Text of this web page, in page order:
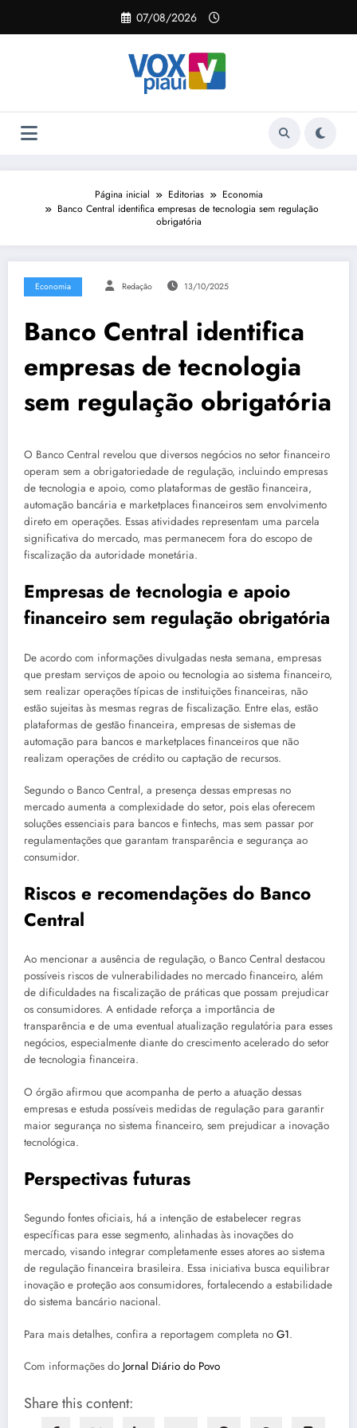
o
07/08/2026
Página inicial Editorias
Economia
Banco Central identifica empresas de tecnologia sem regulação
obrigatória
Economia Redação 13/10/2025
Banco Central identifica
empresas de tecnologia
sem regulação obrigatória
O Banco Central revelou que diversos negócios no setor financeiro
operam sem a obrigatoriedade de regulação, incluindo empresas
de tecnologia e apoio, como plataformas de gestão financeira,
automação bancária e marketplaces financeiros sem envolvimento
direto em operações. Essas atividades representam uma parcela
significativa do mercado, mas permanecem fora do escopo de
fiscalização da autoridade monetária.
Empresas de tecnologia e apoio
financeiro sem regulação obrigatória
De acordo com informações divulgadas nesta semana, empresas
que prestam serviços de apoio ou tecnologia ao sistema financeiro,
sem realizar operações típicas de instituições financeiras, não
estão sujeitas às mesmas regras de fiscalização. Entre elas, estão
plataformas de gestão financeira, empresas de sistemas de
automação para bancos e marketplaces financeiros que não
realizam operações de crédito ou captação de recursos.
Segundo o Banco Central, a presença dessas empresas no
mercado aumenta a complexidade do setor, pois elas oferecem
soluções essenciais para bancos e fintechs, mas sem passar por
regulamentações que garantam transparência e segurança ao
consumidor.
Riscos e recomendações do Banco
Central
Ao mencionar a ausência de regulação, o Banco Central destacou
possíveis riscos de vulnerabilidades no mercado financeiro, além
de dificuldades na fiscalização de práticas que possam prejudicar
os consumidores. A entidade reforça a importância de
transparência e de uma eventual atualização regulatória para esses
negócios, especialmente diante do crescimento acelerado do setor
de tecnologia financeira.
O órgão afirmou que acompanha de perto a atuação dessas
empresas e estuda possíveis medidas de regulação para garantir
maior segurança no sistema financeiro, sem prejudicar a inovação
tecnológica.
Perspectivas futuras
Segundo fontes oficiais, há a intenção de estabelecer regras
específicas para esse segmento, alinhadas às inovações do
mercado, visando integrar completamente esses atores ao sistema
de regulação financeira brasileira. Essa iniciativa busca equilibrar
inovação e proteção aos consumidores, fortalecendo a estabilidade
do sistema bancário nacional.
Para mais detalhes, confira a reportagem completa no G1.
Com informações do Jornal Diário do Povo
Share this content: